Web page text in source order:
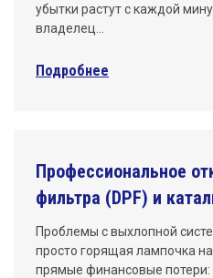
убытки растут с каждой
владелец…
Подробнее
Профессиональное
фильтра (DPF) и
Проблемы с выхлопной
просто горящая лампочка
прямые финансовые